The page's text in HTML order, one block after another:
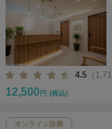
4.5 （
12,500 円 (税込)
オンライン診療